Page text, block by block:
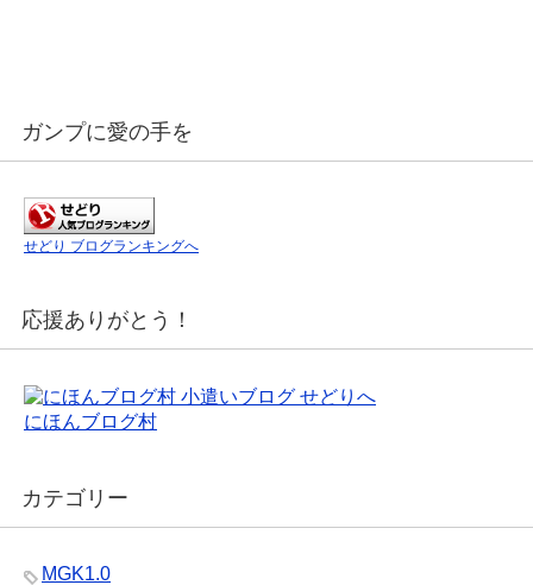
ガンプに愛の手を
せどり ブログランキングへ
応援ありがとう！
にほんブログ村
カテゴリー
MGK1.0